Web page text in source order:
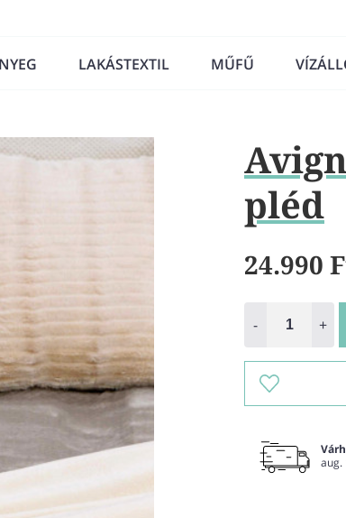
LAKÁSTEXTIL MŰFŰ
pléd
24.990
- +
aug.